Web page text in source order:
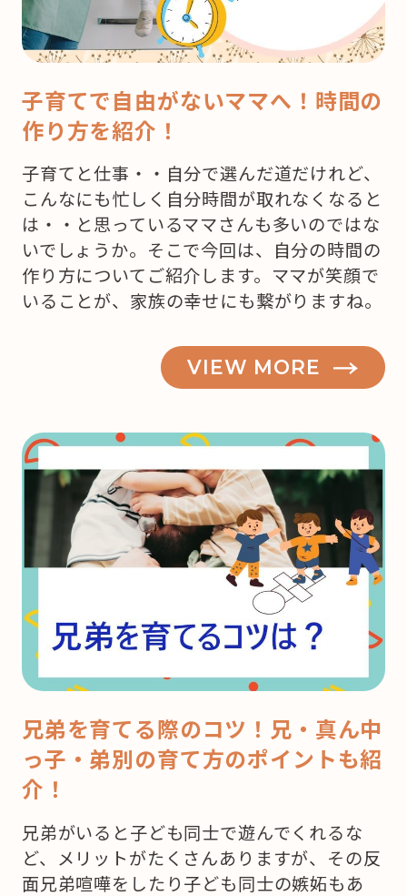
子育てで自由がないママへ！時間の
作り方を紹介！
子育てと仕事・・自分で選んだ道だけれど、
こんなにも忙しく自分時間が取れなくなると
は・・と思っているママさんも多いのではな
いでしょうか。そこで今回は、自分の時間の
作り方についてご紹介します。ママが笑顔で
いることが、家族の幸せにも繋がりますね。
VIEW MORE
兄弟を育てる際のコツ！兄・真ん中
っ子・弟別の育て方のポイントも紹
介！
兄弟がいると子ども同士で遊んでくれるな
ど、メリットがたくさんありますが、その反
面兄弟喧嘩をしたり子ども同士の嫉妬もあ